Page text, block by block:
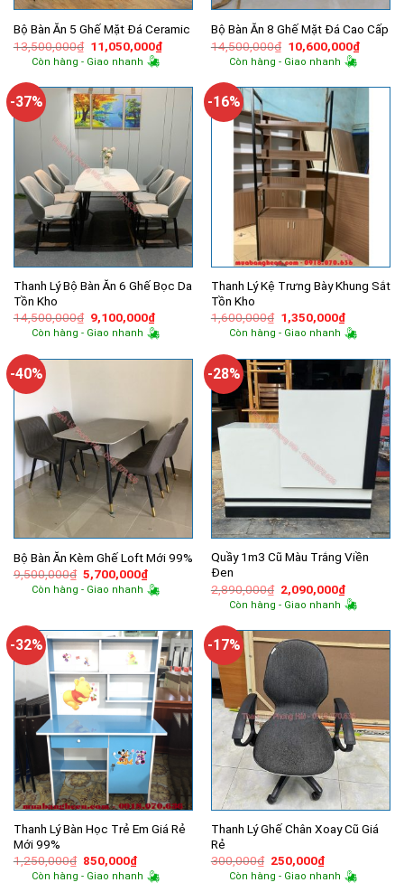
Bộ Bàn Ăn 5 Ghế Mặt Đá Ceramic
13,500,000₫ Giá
gốc
là:
11,050,000₫Giá
hiện
11,050,000₫.
Còn hàng - Giao nhanh
Bộ Bàn Ăn 8 Ghế Mặt Đá Cao Cấp
14,500,000₫ Giá
gốc
là:
10,600,000₫Giá
hiện
Còn hàng - Giao nhanh
-37%
Thanh Lý Bộ Bàn Ăn 6 Ghế Bọc Da
Tồn Kho
14,500,000₫ Giá
gốc
là:
9,100,000₫Giá
hiện
tại
9,100,000₫.
Còn hàng - Giao nhanh
-16%
Thanh Lý Kệ Trưng Bày Khung Sắt
Tồn Kho
1,600,000₫ Giá
gốc
là:
1,350,000₫Giá
hiện
tại
Còn hàng - Giao nhanh
-40%
Bộ Bàn Ăn Kèm Ghế Loft Mới 99%
9,500,000₫ Giá
gốc
là:
5,700,000₫Giá
hiện
tại
Còn hàng - Giao nhanh
-28%
Quầy 1m3 Cũ Màu Trắng Viền
Đen
2,890,000₫ Giá
gốc
là:
2,090,000₫Giá
hiện
tại
Còn hàng - Giao nhanh
-32%
Thanh Lý Bàn Học Trẻ Em Giá Rẻ
Mới 99%
1,250,000₫ Giá
gốc
là:
850,000₫Giá
hiện
tại
Còn hàng - Giao nhanh
-17%
Thanh Lý Ghế Chân Xoay Cũ Giá
Rẻ
300,000₫ Giá
gốc
là:
250,000₫Giá
hiện
tại
Còn hàng - Giao nhanh